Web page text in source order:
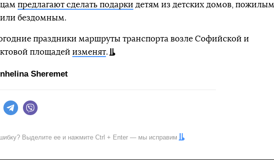
предлагают сделать подарки детям из детских домов, пожилым
бездомным.
праздники маршруты транспорта возле Софийской и
площадей изменят.
Sheremet
Twitter Telegram
Выделите ее и нажмите Ctrl + Enter — мы исправим